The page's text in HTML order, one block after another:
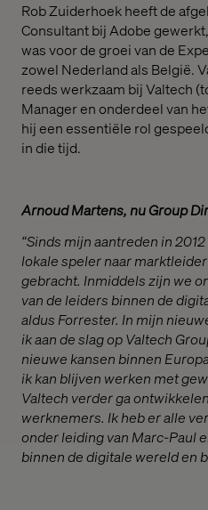
Rob Zuiderhoek heeft de
Consultant bij Adobe
was voor de groei van de
zowel Nederland als België.
reeds werkzaam bij Valtech
Manager en onderdeel van
hij een essentiële rol
in die tijd.
Arnoud Martens, nu Group
“Sinds mijn aantreden in
lokale speler naar
gebracht. Inmiddels zijn we
van de leiders binnen de
aldus Forrester. In mijn
ik aan de slag op Valtech
nieuwe kansen binnen
ik kan blijven werken met
Valtech verder ga
werknemers. Ik heb er alle
onder leiding van Marc-Paul
binnen de digitale wereld en